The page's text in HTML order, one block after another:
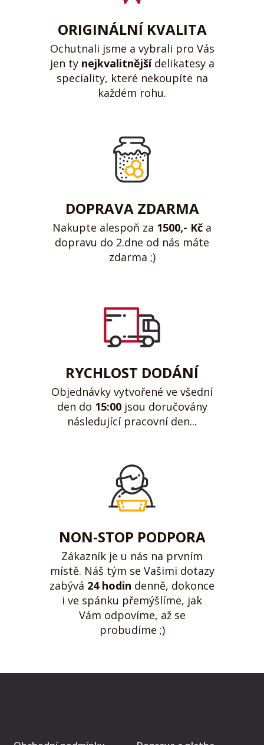
ORIGINÁLNÍ KVALITA
Ochutnali jsme a vybrali pro Vás
jen ty nejkvalitnějšídelikatesy a
speciality, které nekoupíte na
každém rohu.
DOPRAVA ZDARMA
Nakupte alespoň za 1500,- Kč a
dopravu do 2.dne od nás máte
zdarma ;)
RYCHLOST DODÁNÍ
Objednávky vytvořené ve všední
den do 15:00jsou doručovány
následující pracovní den...
NON-STOP PODPORA
Zákazník je u nás na prvním
místě. Náš tým se Vašimi dotazy
zabývá 24 hodin denně, dokonce
i ve spánku přemýšlíme, jak
Vám odpovíme, až se
probudíme ;)